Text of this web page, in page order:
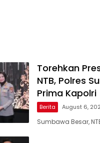
Torehkan
NTB, Polres
Prima Kapolri
Berita August 6,
Sumbawa Besar,